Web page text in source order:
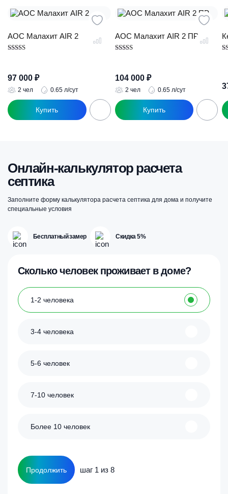
АОС Малахит AIR 2
97 000 ₽
2 чел 0.65 л/сут
АОС Малахит AIR 2 ПР
104 000 ₽
2 чел 0.65 л/сут
Онлайн-калькулятор расчета
септика
Заполните форму калькулятора расчета септика для дома и получите
специальные условия
Бесплатный замер Скидка 5%
Сколько человек проживает в доме?
1-2 человека
3-4 человека
5-6 человек
7-10 человек
Более 10 человек
Продолжить шаг 1 из 8